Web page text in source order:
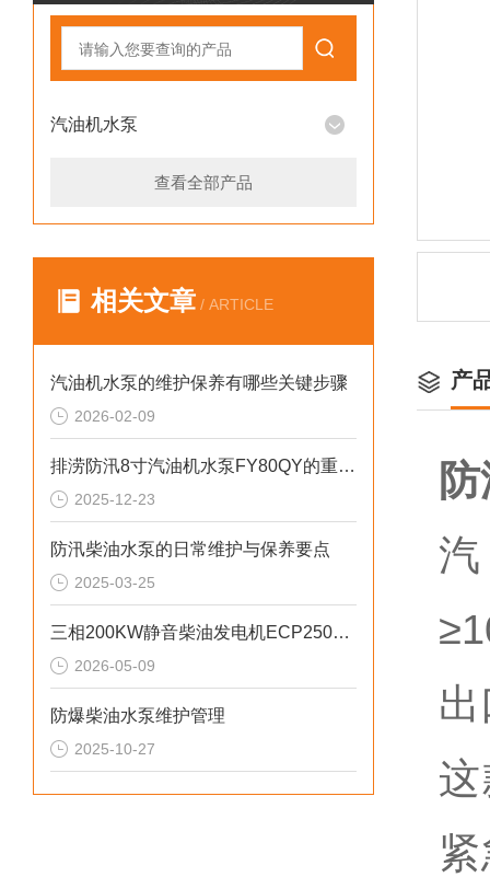
汽油机水泵
查看全部产品
相关文章 / ARTICLE
汽油机水泵的维护保养有哪些关键步骤
2026-02-09
排涝防汛8寸汽油机水泵FY80QY的重要性
2025-12-23
防汛柴油水泵的日常维护与保养要点
2025-03-25
三相200KW静音柴油发电机ECP2500KVA参数介绍
2026-05-09
防爆柴油水泵维护管理
2025-10-27
产